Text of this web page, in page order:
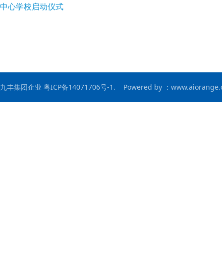
中心学校启动仪式
九丰集团企业 粤ICP备14071706号-1. Powered by ：